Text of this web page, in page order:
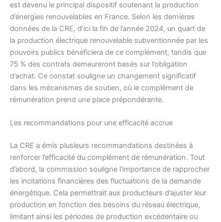
est devenu le principal dispositif soutenant la production
d’énergies renouvelables en France. Selon les dernières
données de la CRE, d’ici la fin de l’année 2024, un quart de
la production électrique renouvelable subventionnée par les
pouvoirs publics bénéficiera de ce complément, tandis que
75 % des contrats demeureront basés sur l’obligation
d’achat. Ce constat souligne un changement significatif
dans les mécanismes de soutien, où le complément de
rémunération prend une place prépondérante.
Les recommandations pour une efficacité accrue
La CRE a émis plusieurs recommandations destinées à
renforcer l’efficacité du complément de rémunération. Tout
d’abord, la commission souligne l’importance de rapprocher
les incitations financières des fluctuations de la demande
énergétique. Cela permettrait aux producteurs d’ajuster leur
production en fonction des besoins du réseau électrique,
limitant ainsi les périodes de production excédentaire ou